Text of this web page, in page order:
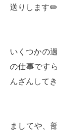
送りします✏️
いくつかの
の仕事です
んざんして
ましてや、